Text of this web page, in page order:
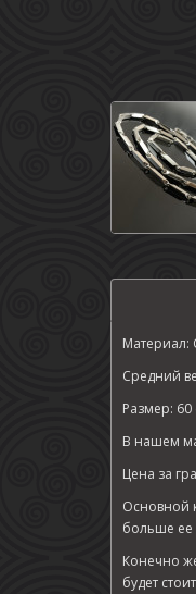
Материал:
Средний
Размер: 60
В нашем
Цена за
Основной
больше ее
Конечно
будет